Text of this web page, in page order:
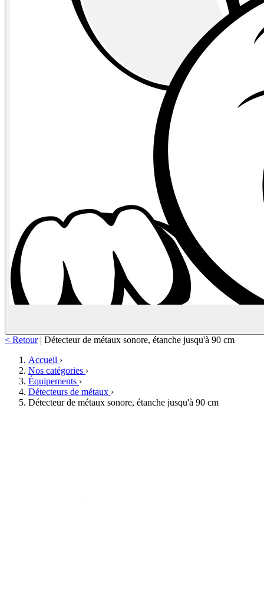
< Retour | Détecteur de métaux sonore, étanche jusqu'à 90 cm
Accueil ›
Nos catégories ›
Équipements ›
Détecteurs de métaux ›
Détecteur de métaux sonore, étanche jusqu'à 90 cm